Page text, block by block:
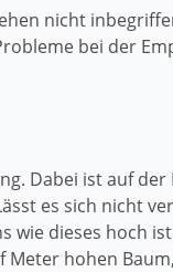
nicht
bei der
Dabei ist auf
es sich nicht
dieses hoch
hohen